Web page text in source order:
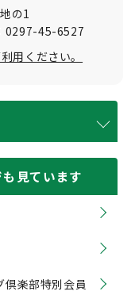
の1
0297-45-6527
用ください。
見ています
楽部特別会員